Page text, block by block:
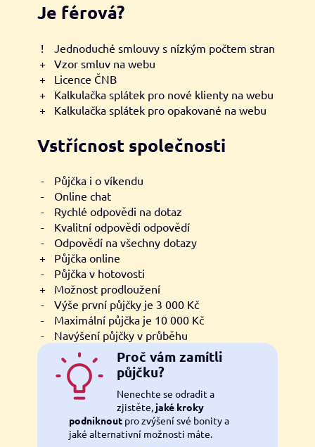
Je férová?
!
Jednoduché smlouvy s nízkým počtem stran
+
Vzor smluv na webu
+
Licence ČNB
+
Kalkulačka splátek pro nové klienty na webu
+
Kalkulačka splátek pro opakované na webu
Vstřícnost společnosti
-
Půjčka i o víkendu
-
Online chat
-
Rychlé odpovědi na dotaz
-
Kvalitní odpovědi odpovědí
-
Odpovědí na všechny dotazy
+
Půjčka online
-
Půjčka v hotovosti
+
Možnost prodloužení
-
Výše první půjčky je 3 000 Kč
-
Maximální půjčka je 10 000 Kč
-
Navýšení půjčky v průběhu
Proč vám zamítli
půjčku?
Nenechte se odradit a
zjistěte, jaké kroky
podniknoutpro zvýšení své bonity a
jaké alternativní možnosti máte.